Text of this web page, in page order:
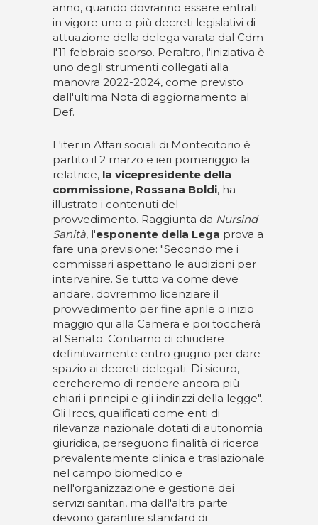
anno, quando dovranno essere entrati
in vigore uno o più decreti legislativi di
attuazione della delega varata dal Cdm
l'11 febbraio scorso. Peraltro, l'iniziativa è
uno degli strumenti collegati alla
manovra 2022-2024, come previsto
dall'ultima Nota di aggiornamento al
Def.
L'iter in Affari sociali di Montecitorio è
partito il 2 marzo e ieri pomeriggio la
relatrice, la vicepresidente della
commissione, Rossana Boldi, ha
illustrato i contenuti del
provvedimento. Raggiunta da Nursind
Sanità, l'esponente della Lega prova a
fare una previsione: "Secondo me i
commissari aspettano le audizioni per
intervenire. Se tutto va come deve
andare, dovremmo licenziare il
provvedimento per fine aprile o inizio
maggio qui alla Camera e poi toccherà
al Senato. Contiamo di chiudere
definitivamente entro giugno per dare
spazio ai decreti delegati. Di sicuro,
cercheremo di rendere ancora più
chiari i principi e gli indirizzi della legge".
Gli Irccs, qualificati come enti di
rilevanza nazionale dotati di autonomia
giuridica, perseguono finalità di ricerca
prevalentemente clinica e traslazionale
nel campo biomedico e
nell'organizzazione e gestione dei
servizi sanitari, ma dall'altra parte
devono garantire standard di